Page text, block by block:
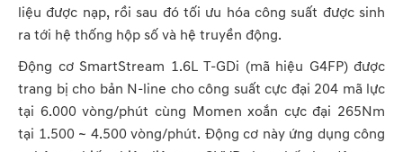
liệu được nạp, rồi sau đó tối ưu hóa công suất được sinh
ra tới hệ thống hộp số và hệ truyền động.
Động cơ SmartStream 1.6L T-GDi (mã hiệu G4FP) được
trang bị cho bản N-line cho công suất cực đại 204 mã lực
tại 6.000 vòng/phút cùng Momen xoắn cực đại 265Nm
tại 1.500 ~ 4.500 vòng/phút. Động cơ này ứng dụng công